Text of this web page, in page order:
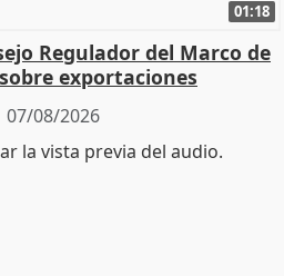
01:18
Regulador del Marco de
exportaciones
07/08/2026